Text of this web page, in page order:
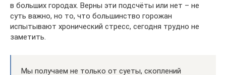
в больших городах. Верны эти подсчёты или нет – не
суть важно, но то, что большинство горожан
испытывают хронический стресс, сегодня трудно не
заметить.
Мы получаем не только от суеты, скоплений